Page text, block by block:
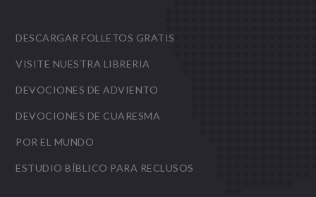
DESCARGAR FOLLETOS GRATIS
VISITE NUESTRA LIBRERIA
DEVOCIONES DE ADVIENTO
DEVOCIONES DE CUARESMA
POR EL MUNDO
ESTUDIO BÍBLICO PARA RECLUSOS